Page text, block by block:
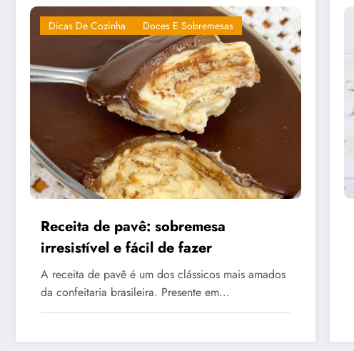
Dicas De Cozinha Doces E Sobremesas
Receita de pavê: sobremesa
irresistível e fácil de fazer
A receita de pavê é um dos clássicos mais amados
da confeitaria brasileira. Presente em…